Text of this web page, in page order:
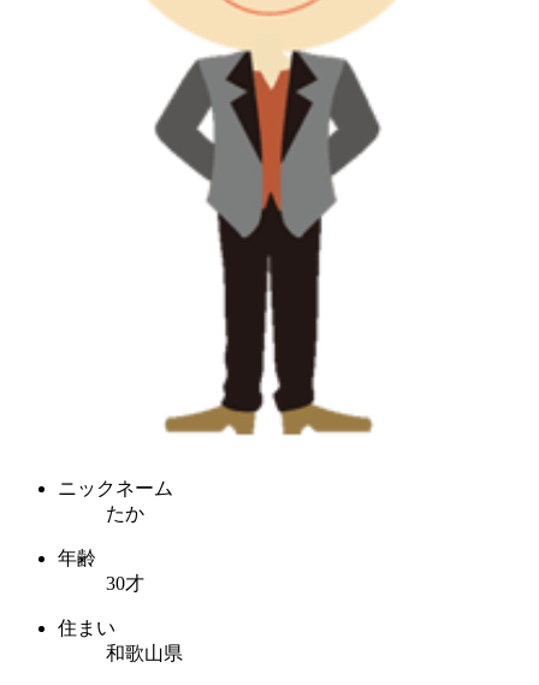
ニックネーム
たか
年齢
30才
住まい
和歌山県